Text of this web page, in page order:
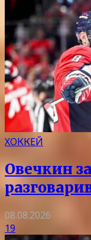
ХОККЕЙ
Овечкин
08.08.2026
19